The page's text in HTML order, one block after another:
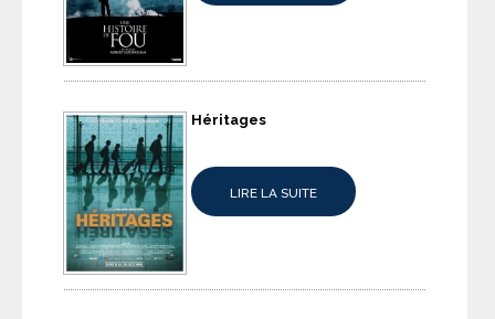
Héritages
LIRE LA SUITE